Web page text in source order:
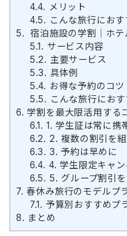
4.4. メリット
4.5. こんな旅行におす
5. 宿泊施設の学割｜ホ
5.1. サービス内容
5.2. 主要サービス
5.3. 具体例
5.4. お得な予約のコツ
5.5. こんな旅行におす
6. 学割を最大限活用する
6.1. 1. 学生証は常に携
6.2. 2. 複数の割引を
6.3. 3. 予約は早めに
6.4. 4. 学生限定キャ
6.5. 5. グループ割引
7. 春休み旅行のモデルプ
7.1. 予算別おすすめプ
8. まとめ